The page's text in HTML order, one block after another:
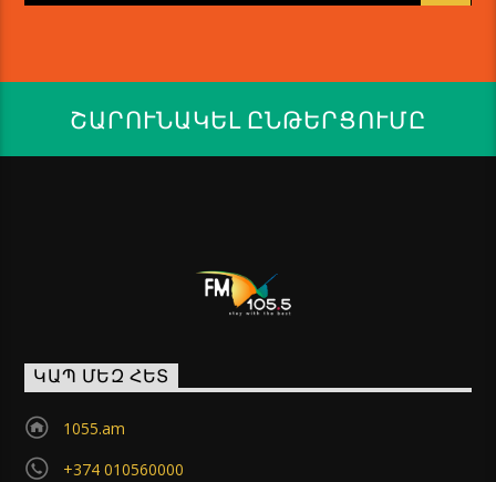
ՇԱՐՈՒՆԱԿԵԼ ԸՆԹԵՐՑՈՒՄԸ
ԿԱՊ ՄԵԶ ՀԵՏ
1055.am
+374 010560000